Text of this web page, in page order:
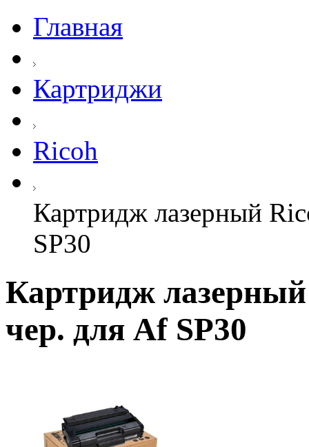
Главная
Картриджи
Ricoh
Картридж лазерный
SP30
Картридж лазерный
чер. для Af SP30